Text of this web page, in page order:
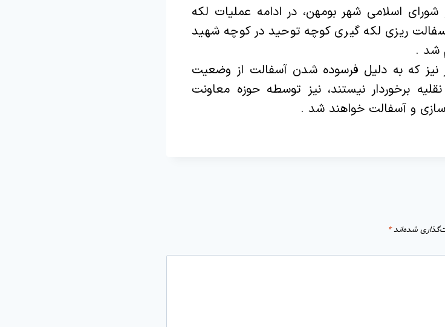
اسلامی شهر بومهن، در ادامه عملیات لکه
ریزی لکه گیری کوچه توحید در کوچه شهید
نیز که به دلیل فرسوده شدن آسفالت از وضعیت
برخوردار نیستند، نیز توسطه حوزه معاونت
و آسفالت خواهند شد .
شده‌اند*